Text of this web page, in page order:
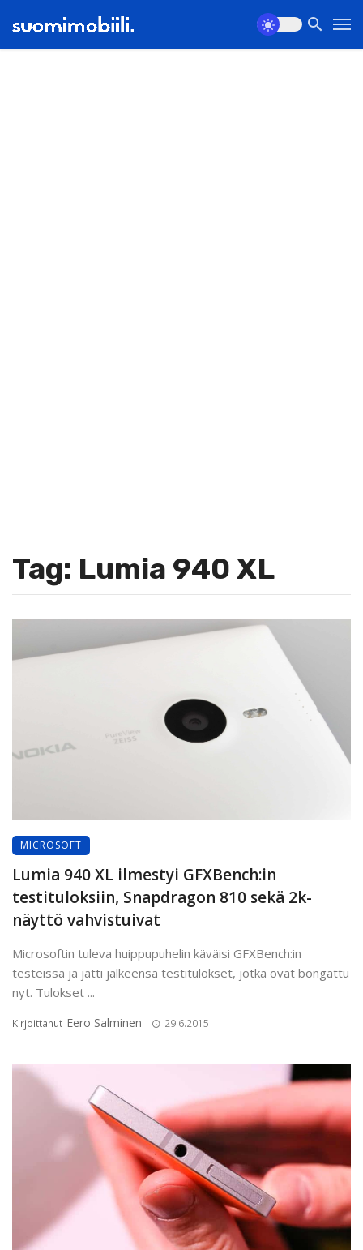
Tag: Lumia 940 XL
MICROSOFT
Lumia 940 XL ilmestyi GFXBench:in
testituloksiin, Snapdragon 810 sekä 2k-
näyttö vahvistuivat
Microsoftin tuleva huippupuhelin käväisi GFXBench:in
testeissä ja jätti jälkeensä testitulokset, jotka ovat bongattu
nyt. Tulokset ...
Kirjoittanut Eero Salminen 29.6.2015